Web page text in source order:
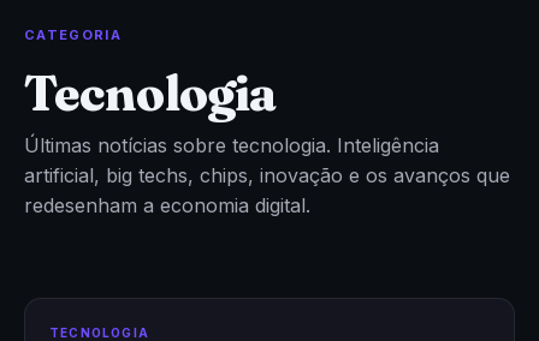
CATEGORIA
Tecnologia
Últimas notícias sobre tecnologia. Inteligência
artificial, big techs, chips, inovação e os avanços que
redesenham a economia digital.
TECNOLOGIA